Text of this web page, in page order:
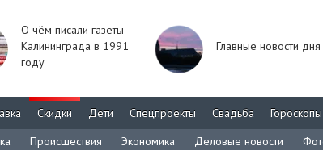
О чём писали газеты
Калининграда в 1991
году
Главные новости дня
Скидки Дети Спецпроекты Свадьба
Гороскопы
Происшествия Экономика Деловые новости